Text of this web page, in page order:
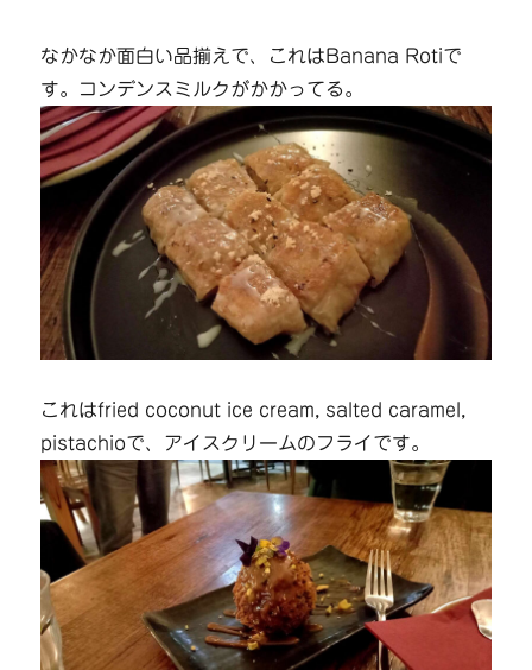
なかなか面白い品揃えで、これはBanana Rotiで
す。コンデンスミルクがかかってる。
これはfried coconut ice cream, salted caramel,
pistachioで、アイスクリームのフライです。